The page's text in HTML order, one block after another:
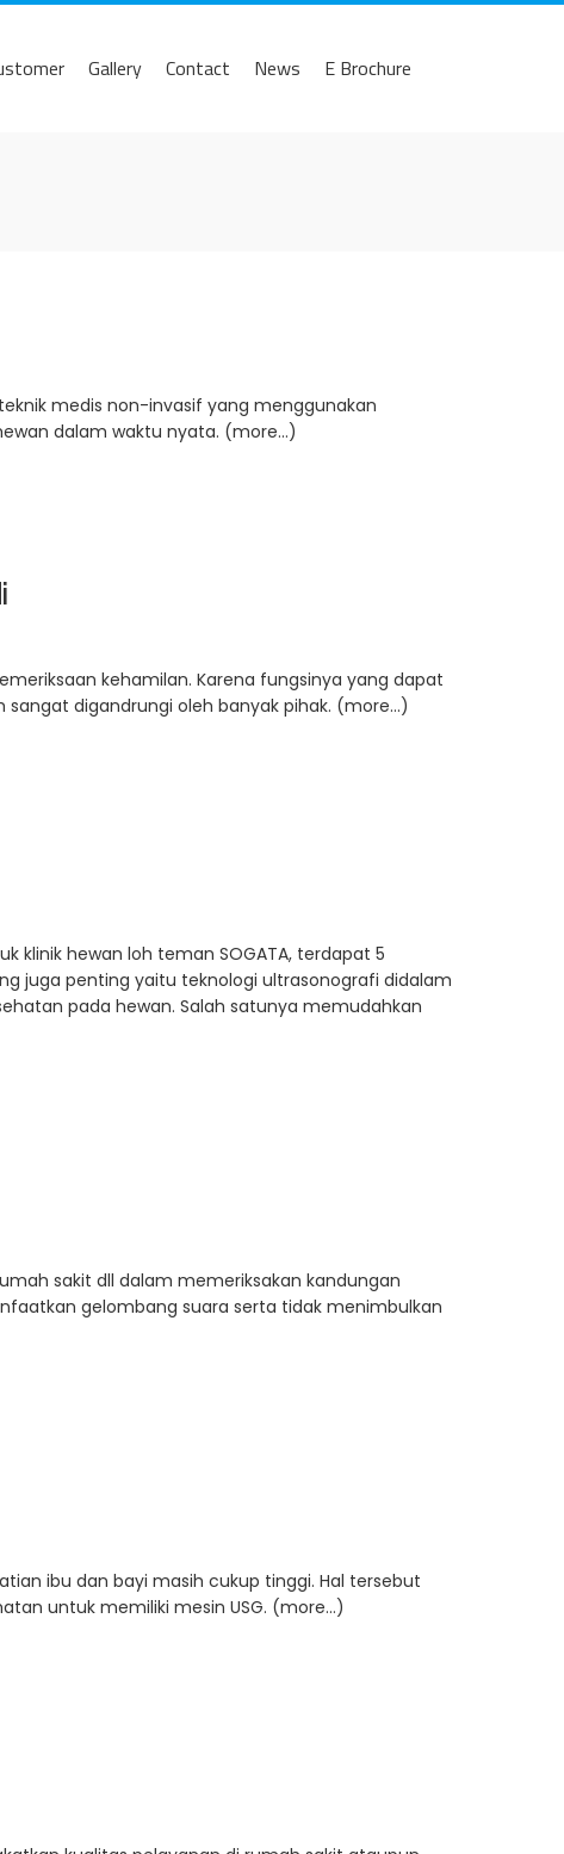
Gallery Contact News E Brochure
medis non-invasif yang menggunakan
dalam waktu nyata. (more…)
kehamilan. Karena fungsinya yang dapat
digandrungi oleh banyak pihak. (more…)
klinik hewan loh teman SOGATA, terdapat 5
juga penting yaitu teknologi ultrasonografi didalam
pada hewan. Salah satunya memudahkan
sakit dll dalam memeriksakan kandungan
gelombang suara serta tidak menimbulkan
ibu dan bayi masih cukup tinggi. Hal tersebut
untuk memiliki mesin USG. (more…)